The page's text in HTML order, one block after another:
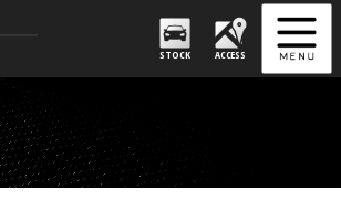
STOCK ACCESS